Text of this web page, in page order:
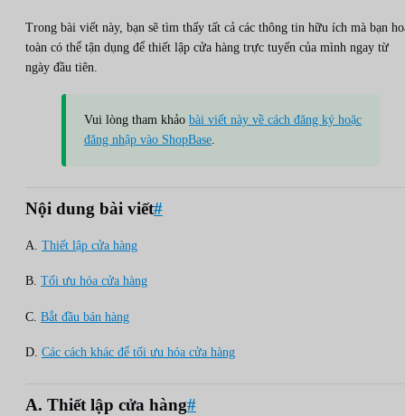
Trong bài viết này, bạn sẽ tìm thấy tất cả các thông tin hữu ích mà bạn
toàn có thể tận dụng để thiết lập cửa hàng trực tuyến của mình ngay từ
ngày đầu tiên.
Vui lòng tham khảo bài viết này về cách đăng ký hoặc
đăng nhập vào ShopBase
Nội dung bài viết#
A. Thiết lập cửa hàng
B. Tối ưu hóa cửa hàng
C. Bắt đầu bán hàng
D. Các cách khác để tối ưu hóa cửa hàng
A. Thiết lập cửa hàng#